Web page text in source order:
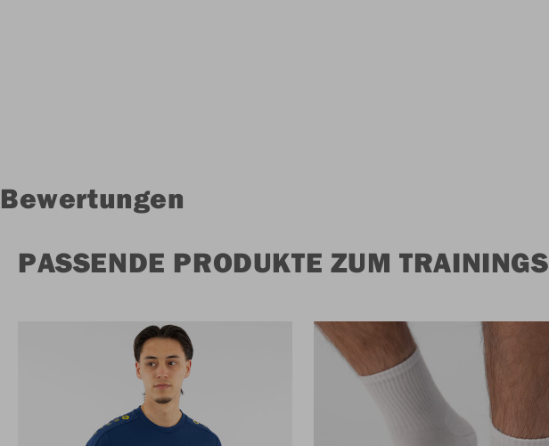
Bewertungen
PASSENDE PRODUKTE ZUM